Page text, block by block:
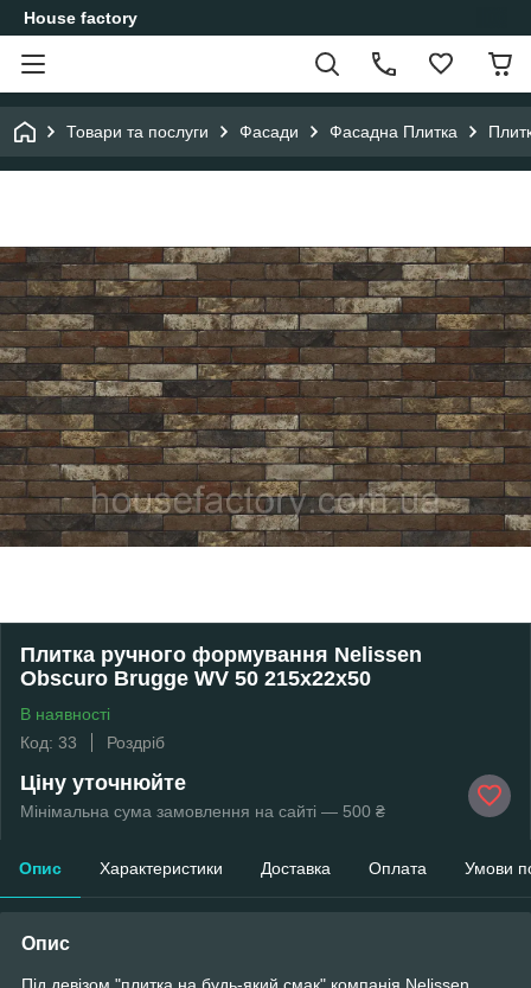
House factory
Товари та послуги Фасади Фасадна Плитка
Плитка ручного формування Nelissen
Obscuro Brugge WV 50 215х22х50
В наявності
Код: 33
Роздріб
Ціну уточнюйте
Мінімальна сума замовлення на сайті — 500 ₴
Опис Характеристики Доставка Оплата Умови
Опис
Під девізом "плитка на будь-який смак" компанія Nelissen